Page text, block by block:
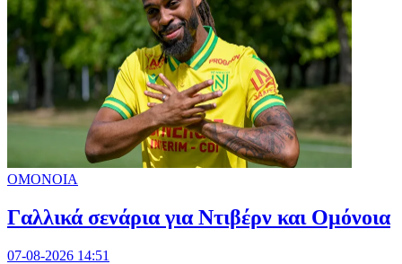
ΟΜΟΝΟΙΑ
Γαλλικά σενάρια για Ντιβέρν και Ομόνοια
07-08-2026 14:51